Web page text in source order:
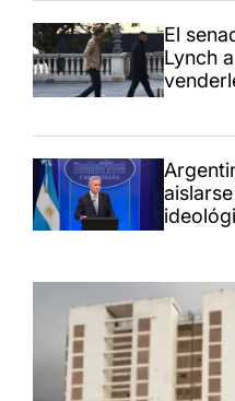
El
Lynch